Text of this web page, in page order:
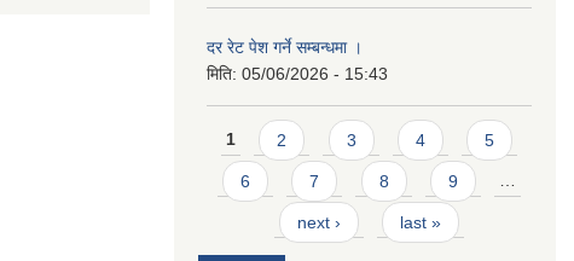
दर रेट पेश गर्ने सम्बन्धमा ।
मिति: 05/06/2026 - 15:43
Pages
1 2 3 4 5
6 7 8 9 …
next › last »